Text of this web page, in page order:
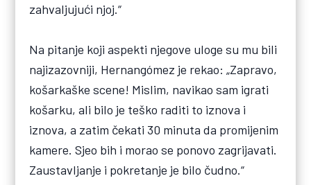
zahvaljujući njoj.“
Na pitanje koji aspekti njegove uloge su mu bili
najizazovniji, Hernangómez je rekao: „Zapravo,
košarkaške scene! Mislim, navikao sam igrati
košarku, ali bilo je teško raditi to iznova i
iznova, a zatim čekati 30 minuta da promijenim
kamere. Sjeo bih i morao se ponovo zagrijavati.
Zaustavljanje i pokretanje je bilo čudno.“